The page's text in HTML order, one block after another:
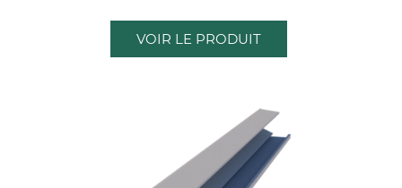
VOIR LE PRODUIT